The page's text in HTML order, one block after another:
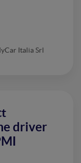
Italia Srl
driver